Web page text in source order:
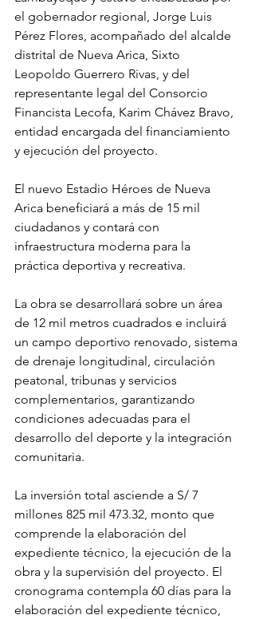
el gobernador regional, Jorge Luis
Pérez Flores, acompañado del alcalde
distrital de Nueva Arica, Sixto
Leopoldo Guerrero Rivas, y del
representante legal del Consorcio
Financista Lecofa, Karim Chávez Bravo,
entidad encargada del financiamiento
y ejecución del proyecto.
El nuevo Estadio Héroes de Nueva
Arica beneficiará a más de 15 mil
ciudadanos y contará con
infraestructura moderna para la
práctica deportiva y recreativa.
La obra se desarrollará sobre un área
de 12 mil metros cuadrados e incluirá
un campo deportivo renovado, sistema
de drenaje longitudinal, circulación
peatonal, tribunas y servicios
complementarios, garantizando
condiciones adecuadas para el
desarrollo del deporte y la integración
comunitaria.
La inversión total asciende a S/ 7
millones 825 mil 473.32, monto que
comprende la elaboración del
expediente técnico, la ejecución de la
obra y la supervisión del proyecto. El
cronograma contempla 60 días para la
elaboración del expediente técnico,